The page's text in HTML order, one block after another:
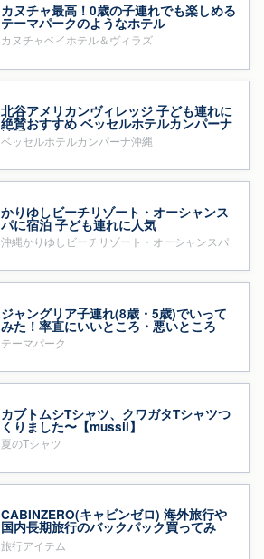
カヌチャ最高！0歳の子連れでも楽しめる
テーマパークのようなホテル
カヌチャベイホテル＆ヴィラズ
北谷アメリカンヴィレッジ 子ども連れに
絶賛おすすめ ベッセルホテルカンパーナ
沖縄
ベッセルホテルカンパーナ沖縄
かりゆしビーチリゾート・オーシャンス
パに宿泊 子ども連れに人気
沖縄かりゆしビーチリゾート・オーシャンスパ
ジャングリア子連れ(8歳・5歳)でいって
みた！率直にいいところ・悪いところ
テーマパーク
カブトムシTシャツ、クワガタTシャツつ
くりました〜【mussii】
夏のTシャツ
CABINZERO(キャビンゼロ) 海外旅行や
国内長期旅行のバックパック買ってみ
た！
旅行アイテム